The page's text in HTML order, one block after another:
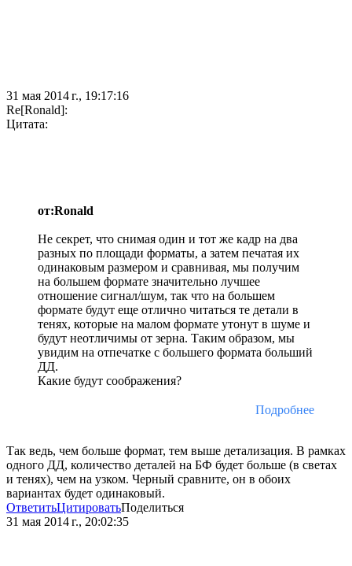
31 мая 2014 г., 19:17:16
Re[Ronald]:
Цитата:
от:Ronald
Не секрет, что снимая один и тот же кадр на два
разных по площади форматы, а затем печатая их
одинаковым размером и сравнивая, мы получим
на большем формате значительно лучшее
отношение сигнал/шум, так что на большем
формате будут еще отлично читаться те детали в
тенях, которые на малом формате утонут в шуме и
будут неотличимы от зерна. Таким образом, мы
увидим на отпечатке с большего формата больший
ДД.
Какие будут соображения?
Подробнее
Так ведь, чем больше формат, тем выше детализация. В рамках
одного ДД, количество деталей на БФ будет больше (в светах
и тенях), чем на узком. Черный сравните, он в обоих
вариантах будет одинаковый.
ОтветитьЦитироватьПоделиться
31 мая 2014 г., 20:02:35